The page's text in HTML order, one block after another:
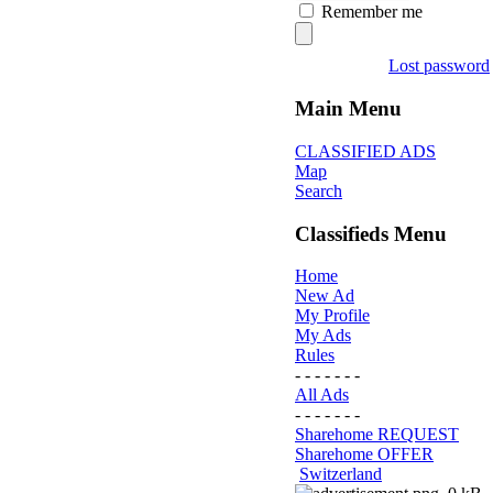
Remember me
Lost password
Main Menu
CLASSIFIED ADS
Map
Search
Classifieds Menu
Home
New Ad
My Profile
My Ads
Rules
- - - - - - -
All Ads
- - - - - - -
Sharehome REQUEST
Sharehome OFFER
Switzerland